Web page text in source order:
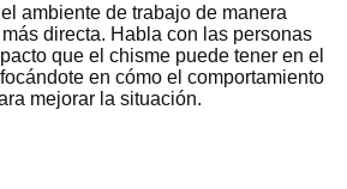
ambiente de trabajo de manera
directa. Habla con las personas
que el chisme puede tener en el
en cómo el comportamiento
mejorar la situación.